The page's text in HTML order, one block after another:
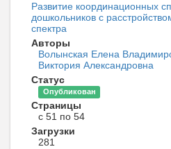
Развитие координационных
дошкольников с
спектра
Авторы
Волынская Елена
Виктория Александровна
Статус
Опубликован
Страницы
с 51 по 54
Загрузки
281